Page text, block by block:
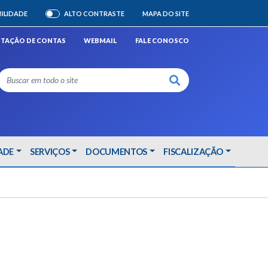
ATIVAR/DESATIVAR
ALTO CONTRASTE MAPA DO SITE
DE CONTAS WEBMAIL FALE CONOSCO
Buscar
SERVIÇOS DOCUMENTOS FISCALIZAÇÃO